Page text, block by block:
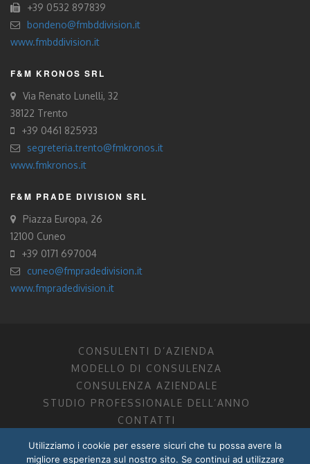
+39 0532 897839
bondeno@fmbddivision.it
www.fmbddivision.it
F&M KRONOS SRL
Via Renato Lunelli, 32
38122 Trento
+39 0461 825933
segreteria.trento@fmkronos.it
www.fmkronos.it
F&M PRADE DIVISION SRL
Piazza Europa, 26
12100 Cuneo
+39 0171 697004
cuneo@fmpradedivision.it
www.fmpradedivision.it
CONSULENTI D’AZIENDA
MODELLO DI CONSULENZA
CONSULENZA AZIENDALE
STUDIO PROFESSIONALE DELL’ANNO
CONTATTI
FM CONSULENTI D’AZIENDA SOCIETÀ TRA PROFESSIONISTI
Utilizziamo i cookie per essere sicuri che tu possa avere la
migliore esperienza sul nostro sito. Se continui ad utilizzare